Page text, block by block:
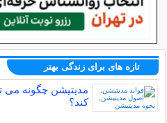
تازه های برای زندگی بهتر
مدیتیشن چگونه می
کند؟